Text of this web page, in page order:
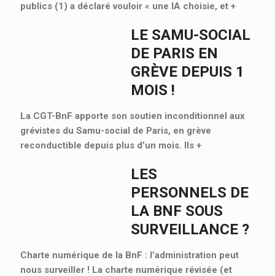
publics (1) a déclaré vouloir « une IA choisie, et +
LE SAMU-SOCIAL
DE PARIS EN
GRÈVE DEPUIS 1
MOIS !
La CGT-BnF apporte son soutien inconditionnel aux
grévistes du Samu-social de Paris, en grève
reconductible depuis plus d’un mois. Ils +
LES
PERSONNELS DE
LA BNF SOUS
SURVEILLANCE ?
Charte numérique de la BnF : l’administration peut
nous surveiller ! La charte numérique révisée (et